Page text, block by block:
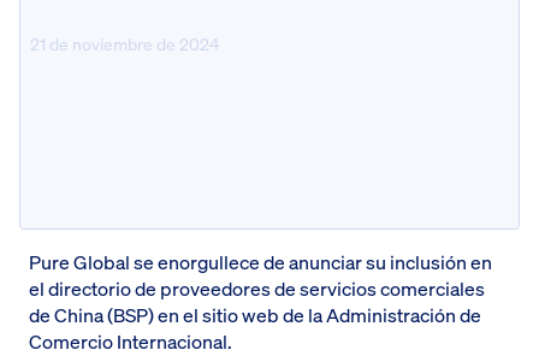
21 de noviembre de 2024
Pure Global se enorgullece de anunciar su inclusión en
el directorio de proveedores de servicios comerciales
de China (BSP) en el sitio web de la Administración de
Comercio Internacional.